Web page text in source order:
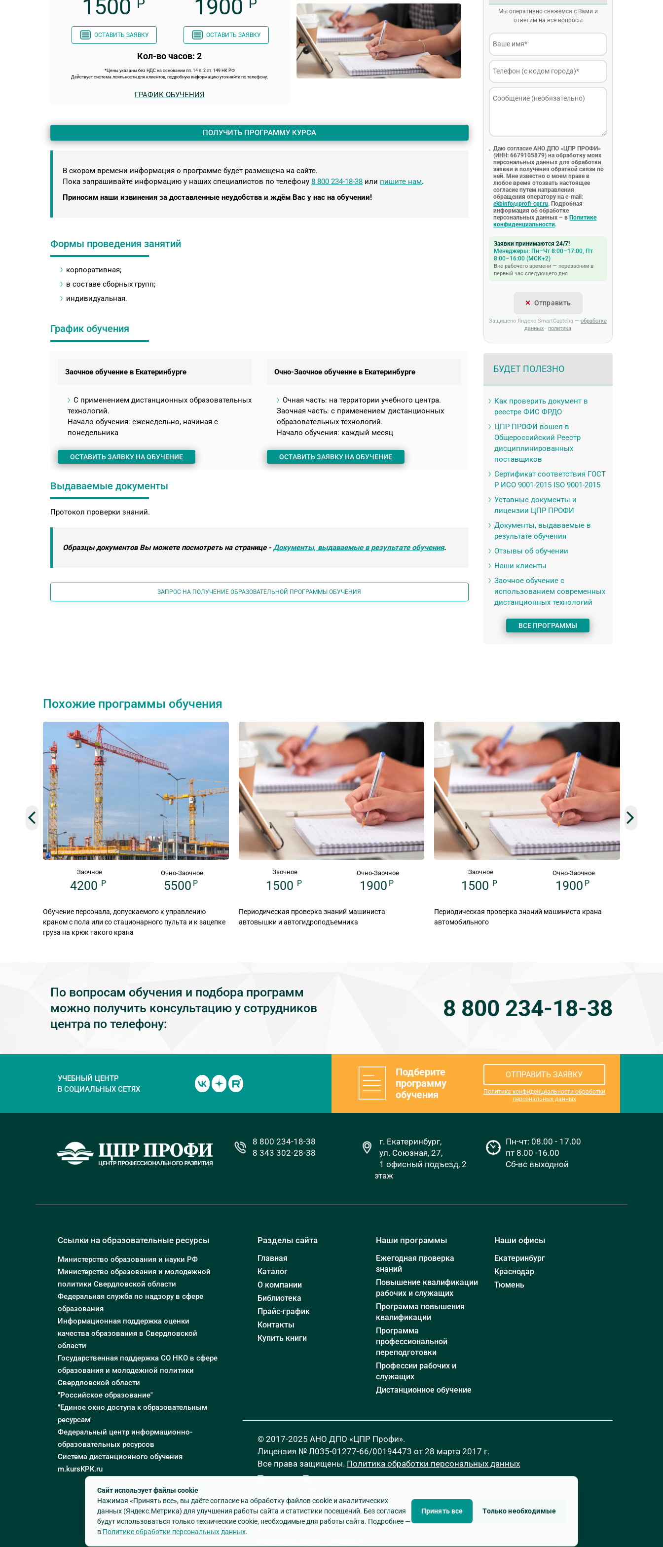
1500 Р
ОСТАВИТЬ ЗАЯВКУ
1900 Р
ОСТАВИТЬ ЗАЯВКУ
Кол-во часов: 2
*Цены указаны без НДС на основании пп. 14 п. 2 ст. 149 НК РФ
Действует система лояльности для клиентов, подробную информацию уточняйте по телефону.
ГРАФИК ОБУЧЕНИЯ
ПОЛУЧИТЬ ПРОГРАММУ КУРСА
В скором времени информация о программе будет размещена на сайте.
Пока запрашивайте информацию у наших специалистов по телефону 8 800 234-18-38 или пишите нам.
Приносим наши извинения за доставленные неудобства и ждём Вас у нас на обучении!
Формы проведения занятий
корпоративная;
в составе сборных групп;
индивидуальная.
График обучения
Заочное обучение в Екатеринбурге
С применением дистанционных образовательных
технологий.
Начало обучения: еженедельно, начиная с
понедельника
ОСТАВИТЬ ЗАЯВКУ НА ОБУЧЕНИЕ
Очно-Заочное обучение в Екатеринбурге
Очная часть: на территории учебного центра.
Заочная часть: с применением дистанционных
образовательных технологий.
Начало обучения: каждый месяц
ОСТАВИТЬ ЗАЯВКУ НА ОБУЧЕНИЕ
Выдаваемые документы
Протокол проверки знаний.
Образцы документов Вы можете посмотреть на странице -Документы, выдаваемые в результате обучения.
ЗАПРОС НА ПОЛУЧЕНИЕ ОБРАЗОВАТЕЛЬНОЙ ПРОГРАММЫ ОБУЧЕНИЯ
Мы оперативно свяжемся с Вами и
ответим на все вопросы
Даю согласие АНО ДПО «ЦПР ПРОФИ»
(ИНН: 6679105879) на обработку моих
персональных данных для обработки
заявки и получения обратной связи по
ней. Мне известно о моем праве в
любое время отозвать настоящее
согласие путем направления
обращения оператору на e-mail:
ekbinfo@profi-cpr.ru. Подробная
информация об обработке
персональных данных – в Политике
конфиденциальности.
Заявки принимаются 24/7!
Менеджеры: Пн–Чт 8:00–17:00, Пт
8:00–16:00 (МСК+2)
Вне рабочего времени — перезвоним в
первый час следующего дня
Отправить
Защищено Яндекс SmartCaptcha —обработка
данных · политика
БУДЕТ ПОЛЕЗНО
Как проверить документ в
реестре ФИС ФРДО
ЦПР ПРОФИ вошел в
Общероссийский Реестр
дисциплинированных
поставщиков
Сертификат соответствия ГОСТ
Р ИСО 9001-2015 ISO 9001-2015
Уставные документы и
лицензии ЦПР ПРОФИ
Документы, выдаваемые в
результате обучения
Отзывы об обучении
Наши клиенты
Заочное обучение с
использованием современных
дистанционных технологий
ВСЕ ПРОГРАММЫ
Похожие программы обучения
Заочное
4200 P
Очно-Заочное
5500 P
Обучение персонала, допускаемого к управлению
краном с пола или со стационарного пульта и к зацепке
груза на крюк такого крана
Заочное
1500 P
Очно-Заочное
1900 P
Периодическая проверка знаний машиниста
автовышки и автогидроподъемника
Заочное
1500 P
Очно-Заочное
1900 P
Периодическая проверка знаний машиниста крана
автомобильного
По вопросам обучения и подбора программ
можно получить консультацию у сотрудников
центра по телефону:
8 800 234-18-38
УЧЕБНЫЙ ЦЕНТР
В СОЦИАЛЬНЫХ СЕТЯХ
Подберите
программу
обучения
ОТПРАВИТЬ ЗАЯВКУ
Политика конфиденциальности обработки
персональных данных
8 800 234-18-38
8 343 302-28-38
г. Екатеринбург,
ул. Союзная, 27,
1 офисный подъезд, 2
этаж
Пн-чт: 08.00 - 17.00
пт 8.00 -16.00
Сб-вс выходной
Ссылки на образовательные ресурсы
Министерство образования и науки РФ
Министерство образования и молодежной
политики Свердловской области
Федеральная служба по надзору в сфере
образования
Информационная поддержка оценки
качества образования в Свердловской
области
Государственная поддержка СО НКО в сфере
образования и молодежной политики
Свердловской области
"Российское образование"
"Единое окно доступа к образовательным
ресурсам"
Федеральный центр информационно-
образовательных ресурсов
Система дистанционного обучения
m.kursKPK.ru
Разделы сайта
Главная
Каталог
О компании
Библиотека
Прайс-график
Контакты
Купить книги
Наши программы
Ежегодная проверка
знаний
Повышение квалификации
рабочих и служащих
Программа повышения
квалификации
Программа
профессиональной
переподготовки
Профессии рабочих и
служащих
Дистанционное обучение
Наши офисы
Екатеринбург
Краснодар
Тюмень
© 2017-2025 АНО ДПО «ЦПР Профи».
Лицензия № Л035-01277-66/00194473 от 28 марта 2017 г.
Все права защищены. Политика обработки персональных данных
Сайт использует файлы cookie
Нажимая «Принять все», вы даёте согласие на обработку файлов cookie и аналитических
данных (Яндекс.Метрика) для улучшения работы сайта и статистики посещений. Без согласия
будут использоваться только технические cookie, необходимые для работы сайта. Подробнее —
в Политике обработки персональных данных.
Принять все Только необходимые